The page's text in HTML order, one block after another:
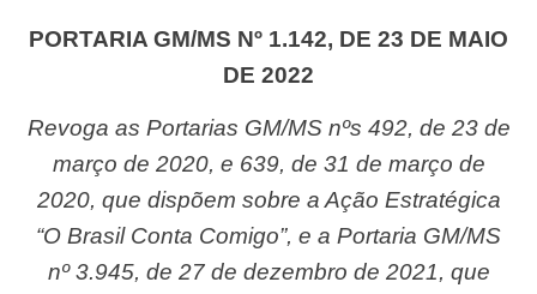
PORTARIA GM/MS Nº 1.142, DE 23 DE MAIO
DE 2022
Revoga as Portarias GM/MS nºs 492, de 23 de
março de 2020, e 639, de 31 de março de
2020, que dispõem sobre a Ação Estratégica
“O Brasil Conta Comigo”, e a Portaria GM/MS
nº 3.945, de 27 de dezembro de 2021, que